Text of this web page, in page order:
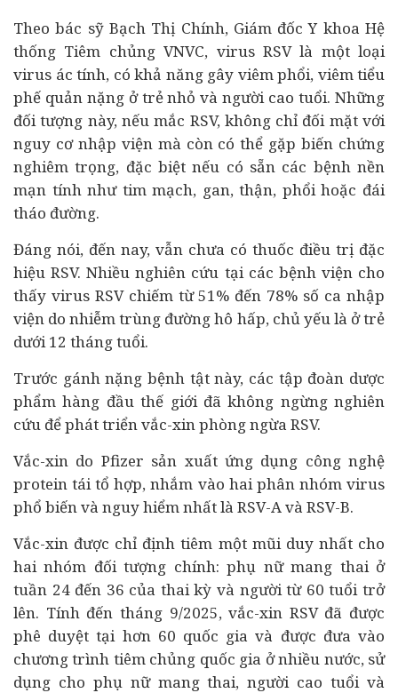
Theo bác sỹ Bạch Thị Chính, Giám đốc Y khoa Hệ
thống Tiêm chủng VNVC, virus RSV là một loại
virus ác tính, có khả năng gây viêm phổi, viêm tiểu
phế quản nặng ở trẻ nhỏ và người cao tuổi. Những
đối tượng này, nếu mắc RSV, không chỉ đối mặt với
nguy cơ nhập viện mà còn có thể gặp biến chứng
nghiêm trọng, đặc biệt nếu có sẵn các bệnh nền
mạn tính như tim mạch, gan, thận, phổi hoặc đái
tháo đường.
Đáng nói, đến nay, vẫn chưa có thuốc điều trị đặc
hiệu RSV. Nhiều nghiên cứu tại các bệnh viện cho
thấy virus RSV chiếm từ 51% đến 78% số ca nhập
viện do nhiễm trùng đường hô hấp, chủ yếu là ở trẻ
dưới 12 tháng tuổi.
Trước gánh nặng bệnh tật này, các tập đoàn dược
phẩm hàng đầu thế giới đã không ngừng nghiên
cứu để phát triển vắc-xin phòng ngừa RSV.
Vắc-xin do Pfizer sản xuất ứng dụng công nghệ
protein tái tổ hợp, nhắm vào hai phân nhóm virus
phổ biến và nguy hiểm nhất là RSV-A và RSV-B.
Vắc-xin được chỉ định tiêm một mũi duy nhất cho
hai nhóm đối tượng chính: phụ nữ mang thai ở
tuần 24 đến 36 của thai kỳ và người từ 60 tuổi trở
lên. Tính đến tháng 9/2025, vắc-xin RSV đã được
phê duyệt tại hơn 60 quốc gia và được đưa vào
chương trình tiêm chủng quốc gia ở nhiều nước, sử
dụng cho phụ nữ mang thai, người cao tuổi và